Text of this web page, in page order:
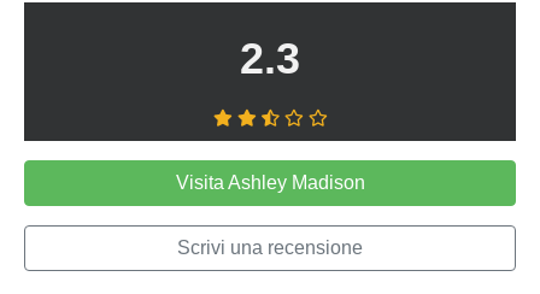
2.3
Visita Ashley Madison
Scrivi una recensione